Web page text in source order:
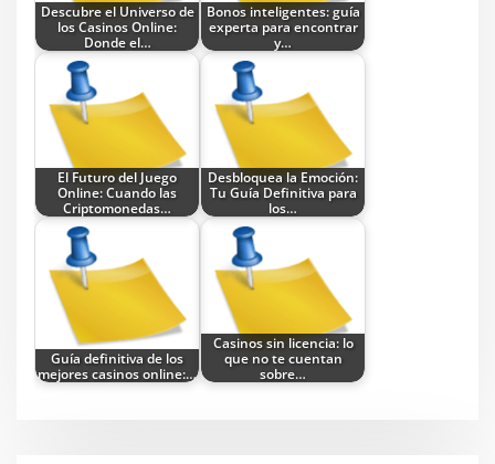
Descubre el Universo de
los Casinos Online:
Donde el…
Bonos inteligentes: guía
experta para encontrar
y…
El Futuro del Juego
Online: Cuando las
Criptomonedas…
Desbloquea la Emoción:
Tu Guía Definitiva para
los…
Guía definitiva de los
mejores casinos online:…
Casinos sin licencia: lo
que no te cuentan
sobre…